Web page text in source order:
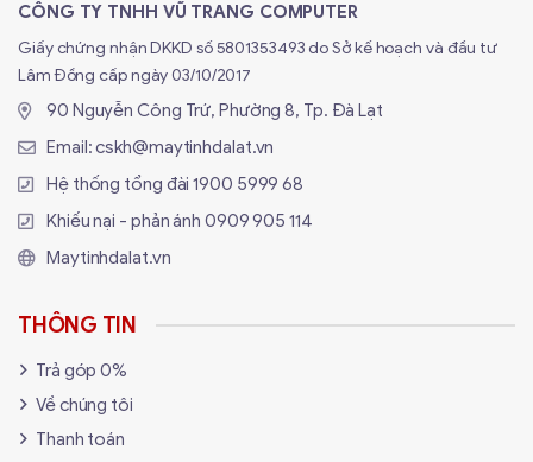
CÔNG TY TNHH VŨ TRANG COMPUTER
Giấy chứng nhận DKKD số 5801353493 do Sở kế hoạch và đầu tư
Lâm Đồng cấp ngày 03/10/2017
90 Nguyễn Công Trứ, Phường 8, Tp. Đà Lạt
Email:cskh@maytinhdalat.vn
Hệ thống tổng đài1900 5999 68
Khiếu nại - phản ánh 0909 905 114
Maytinhdalat.vn
THÔNG TIN
Trả góp 0%
Về chúng tôi
Thanh toán